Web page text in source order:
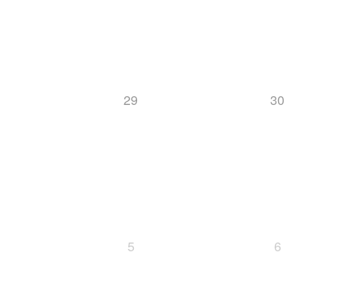
29 30
5 6